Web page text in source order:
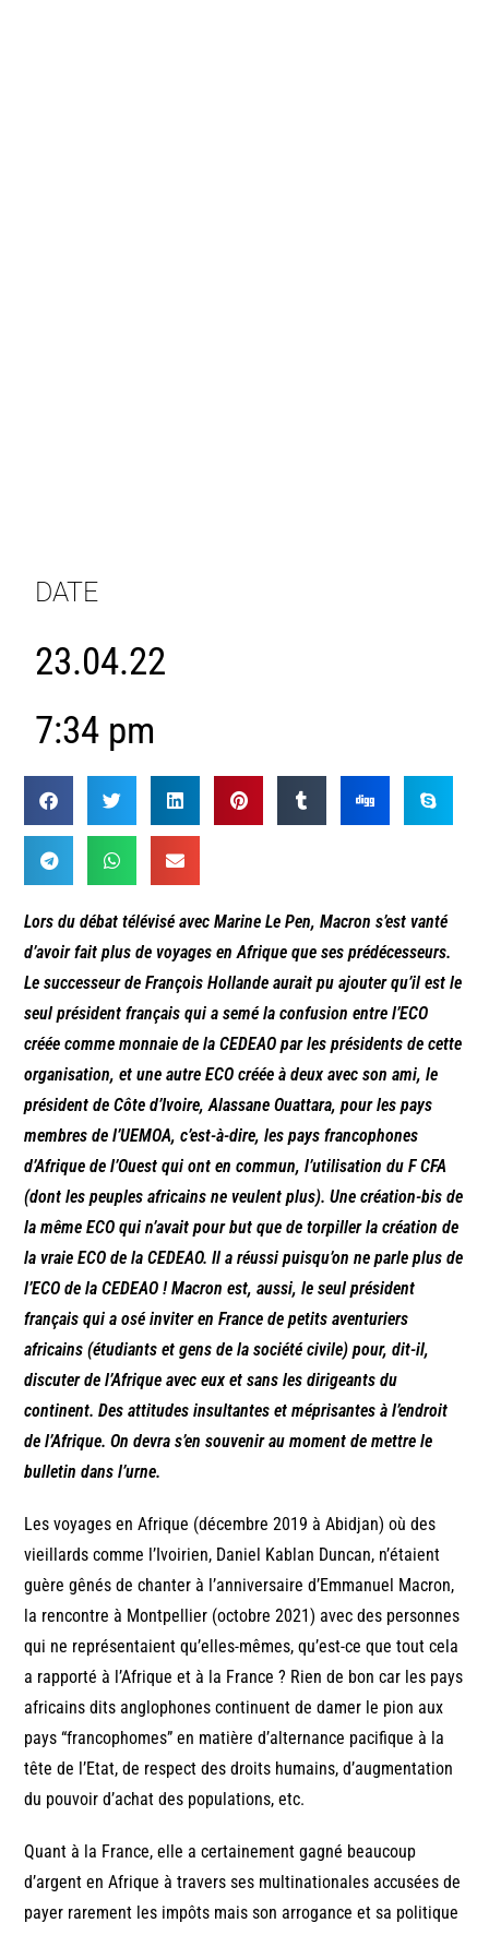
DATE
23.04.22
7:34 pm
Lors du débat télévisé avec Marine Le Pen, Macron s’est vanté
d’avoir fait plus de voyages en Afrique que ses prédécesseurs.
Le successeur de François Hollande aurait pu ajouter qu’il est le
seul président français qui a semé la confusion entre l’ECO
créée comme monnaie de la CEDEAO par les présidents de cette
organisation, et une autre ECO créée à deux avec son ami, le
président de Côte d’Ivoire, Alassane Ouattara, pour les pays
membres de l’UEMOA, c’est-à-dire, les pays francophones
d’Afrique de l’Ouest qui ont en commun, l’utilisation du F CFA
(dont les peuples africains ne veulent plus). Une création-bis de
la même ECO qui n’avait pour but que de torpiller la création de
la vraie ECO de la CEDEAO. Il a réussi puisqu’on ne parle plus de
l’ECO de la CEDEAO ! Macron est, aussi, le seul président
français qui a osé inviter en France de petits aventuriers
africains (étudiants et gens de la société civile) pour, dit-il,
discuter de l’Afrique avec eux et sans les dirigeants du
continent. Des attitudes insultantes et méprisantes à l’endroit
de l’Afrique. On devra s’en souvenir au moment de mettre le
bulletin dans l’urne.
Les voyages en Afrique (décembre 2019 à Abidjan) où des
vieillards comme l’Ivoirien, Daniel Kablan Duncan, n’étaient
guère gênés de chanter à l’anniversaire d’Emmanuel Macron,
la rencontre à Montpellier (octobre 2021) avec des personnes
qui ne représentaient qu’elles-mêmes, qu’est-ce que tout cela
a rapporté à l’Afrique et à la France ? Rien de bon car les pays
africains dits anglophones continuent de damer le pion aux
pays “francophomes” en matière d’alternance pacifique à la
tête de l’Etat, de respect des droits humains, d’augmentation
du pouvoir d’achat des populations, etc.
Quant à la France, elle a certainement gagné beaucoup
d’argent en Afrique à travers ses multinationales accusées de
payer rarement les impôts mais son arrogance et sa politique